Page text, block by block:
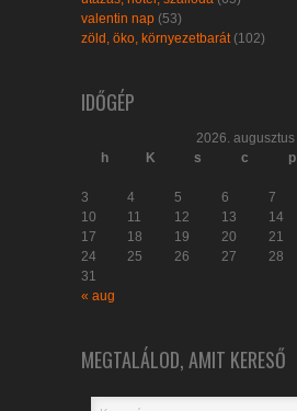
valentin nap (53)
zöld, öko, környezetbarát (102)
IDŐGÉP
2026. augusztus
h
K s c p
3
4 5 6 7
10
11 12 13 14
17
18 19 20 21
24
25 26 27 28
31
« aug
MEGTALÁLOD, AMIT KERESŐ